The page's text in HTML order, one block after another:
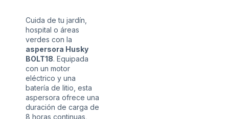
Cuida de tu jardín,
hospital o áreas
verdes con la
aspersora Husky
BOLT18. Equipada
con un motor
eléctrico y una
batería de litio, esta
aspersora ofrece una
duración de carga de
8 horas continuas,